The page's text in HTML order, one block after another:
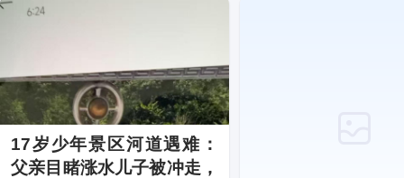
17岁少年景区河道遇难：
父亲目睹涨水儿子被冲走，